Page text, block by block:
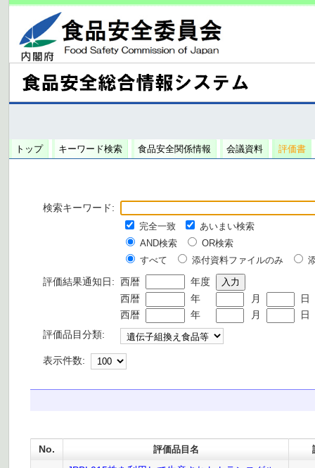
トップ キーワード検索 食品安全関係情報 会議資料 評価書
検索キーワード:
完全一致
あいまい検索
AND検索
OR検索
すべて
添付資料ファイルのみ
評価結果通知日: 西暦
年度
西暦
年 月
日
西暦
年 月
日
評価品目分類:
表示件数:
No. 評価品目名